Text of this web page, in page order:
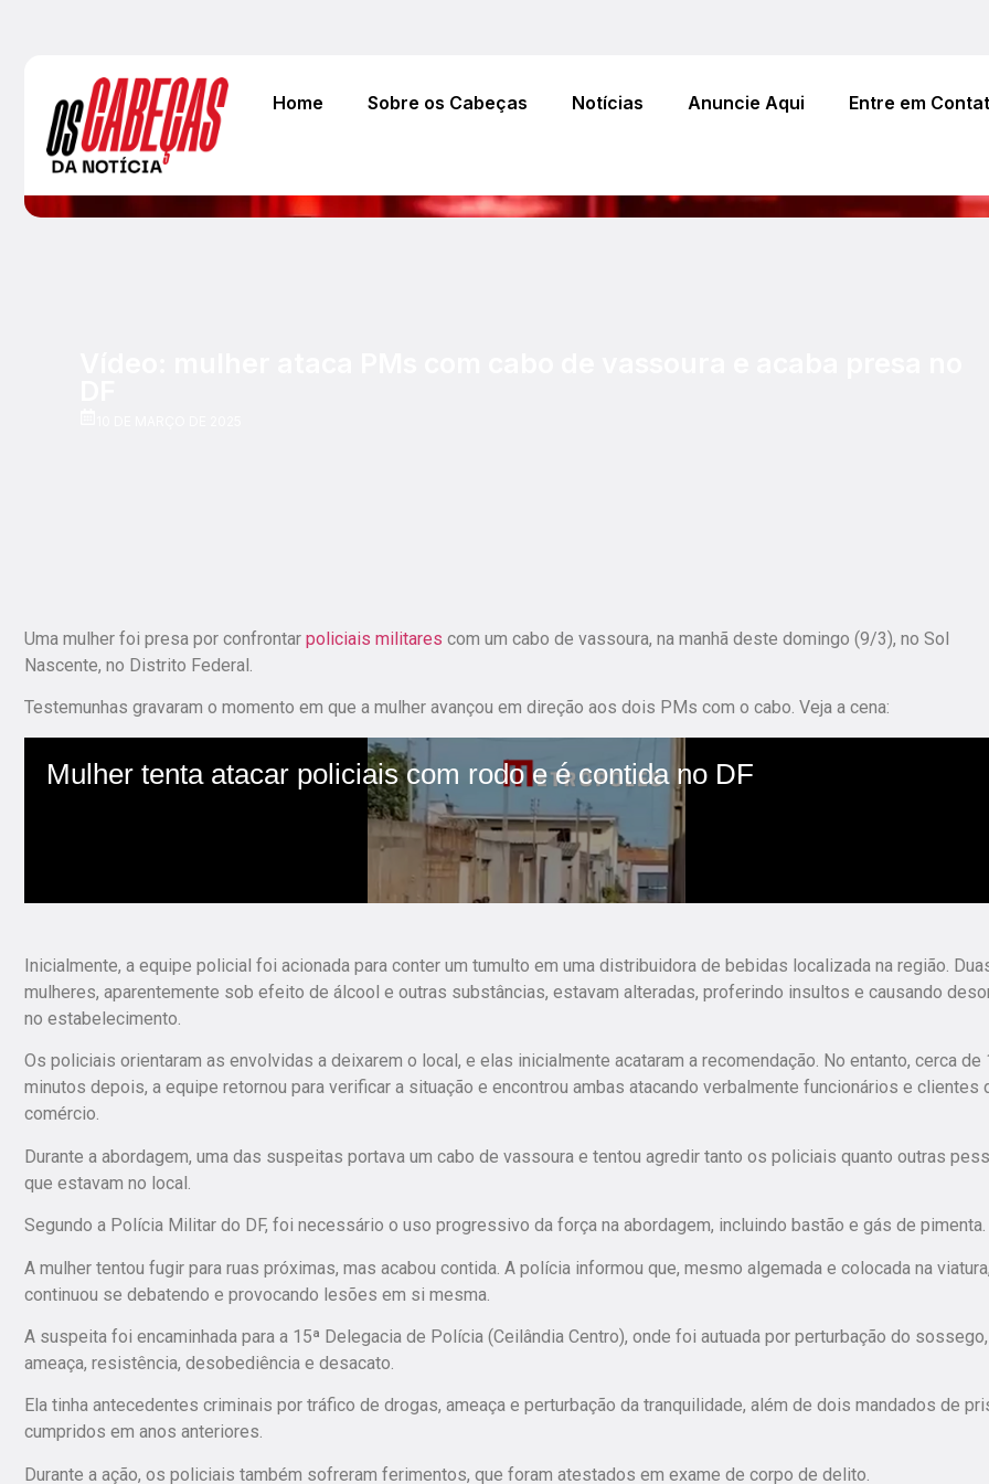
Home Sobre os Cabeças Notícias Anuncie Aqui Entre em
Uma mulher foi presa por confrontar policiais militares com um cabo de vassoura, na manhã deste domingo (9/3), no Sol
Nascente, no Distrito Federal.
Testemunhas gravaram o momento em que a mulher avançou em direção aos dois PMs com o cabo. Veja a cena:
Inicialmente, a equipe policial foi acionada para conter um tumulto em uma distribuidora de bebidas localizada na região.
mulheres, aparentemente sob efeito de álcool e outras substâncias, estavam alteradas, proferindo insultos e causando
no estabelecimento.
Os policiais orientaram as envolvidas a deixarem o local, e elas inicialmente acataram a recomendação. No entanto, cerca de
minutos depois, a equipe retornou para verificar a situação e encontrou ambas atacando verbalmente funcionários e clientes
comércio.
Durante a abordagem, uma das suspeitas portava um cabo de vassoura e tentou agredir tanto os policiais quanto outras
que estavam no local.
Segundo a Polícia Militar do DF, foi necessário o uso progressivo da força na abordagem, incluindo bastão e gás de pimenta.
A mulher tentou fugir para ruas próximas, mas acabou contida. A polícia informou que, mesmo algemada e colocada na
continuou se debatendo e provocando lesões em si mesma.
A suspeita foi encaminhada para a 15ª Delegacia de Polícia (Ceilândia Centro), onde foi autuada por perturbação do sossego,
ameaça, resistência, desobediência e desacato.
Ela tinha antecedentes criminais por tráfico de drogas, ameaça e perturbação da tranquilidade, além de dois mandados de
cumpridos em anos anteriores.
Durante a ação, os policiais também sofreram ferimentos, que foram atestados em exame de corpo de delito.